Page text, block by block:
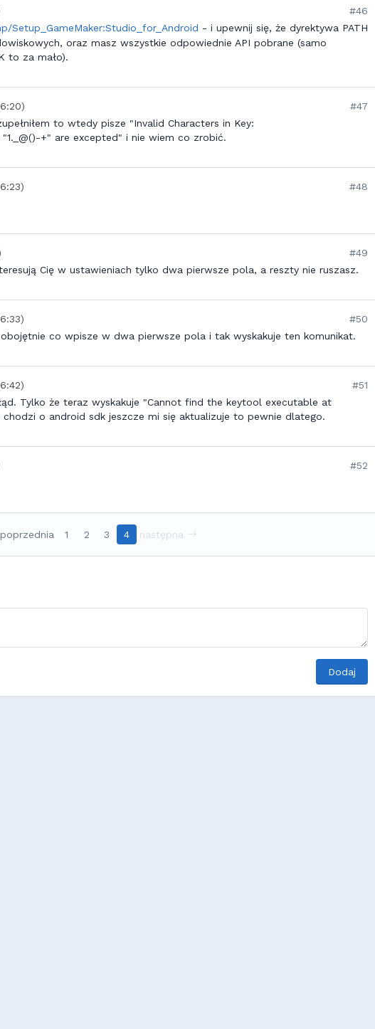
#46
Setup_GameMaker:Studio_for_Android - i upewnij się, że dyrektywa PATH
oraz masz wszystkie odpowiednie API pobrane (samo
to za mało).
#47
to wtedy pisze "Invalid Characters in Key:
+" are excepted" i nie wiem co zrobić.
#48
#49
Cię w ustawieniach tylko dwa pierwsze pola, a reszty nie ruszasz.
#50
co wpisze w dwa pierwsze pola i tak wyskakuje ten komunikat.
#51
Tylko że teraz wyskakuje "Cannot find the keytool executable at
o android sdk jeszcze mi się aktualizuje to pewnie dlatego.
#52
poprzednia 1 2 3 4 następna
Dodaj